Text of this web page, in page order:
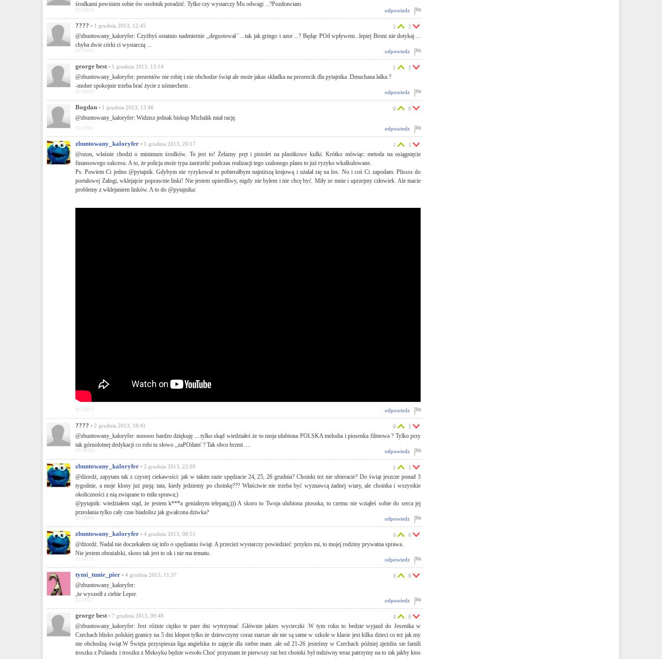
środkami powinien sobie ów osobnik poradzić. Tylko czy wystarczy Mu odwagi ...?Pozdrawiam
odpowiedz
ID:58058
???? • 1 grudnia 2013, 12:45
@zbuntowany_kaloryfer: Czyżbyś ostatnio nadmiernie ,,degustował ' ...tak jak gringo i azor ...? Będąc POd wpływem...lepiej Broni nie dotykaj ...
chyba dwie córki ci wystarczą ...
1 2
odpowiedz
ID:58060
george best • 1 grudnia 2013, 13:14
@zbuntowany_kaloryfer: prezentów nie robię i nie obchodze świąt ale może jakas składka na prezencik dla pytajnika .Dmuchana lalka ?
-moher spokojnie trzeba brać życie z uśmiechem .
1 1
odpowiedz
ID:58063
Bogdan • 1 grudnia 2013, 13:46
@zbuntowany_kaloryfer: Widzisz jednak biskup Michalik miał rację.
0 0
odpowiedz
ID:58064
zbuntowany_kaloryfer • 1 grudnia 2013, 20:17
@ozon, właśnie chodzi o minimum środków. To jest to! Żelazny pręt i pistolet na plastikowe kulki. Krótko mówiąc: metoda na osiągnięcie
finansowego sukcesu. A to, że policja może typa zastrzelić podczas realizacji tego szalonego planu to już ryzyko wkalkulowane.
Ps. Powiem Ci jedno @pytajnik. Gdybym nie ryzykował to pobierałbym najniższą krajową i użalał się na los. No i coś Ci zapodam. Plissss do
portalowej Załogi, wklejajcie poprawnie linki! Nie jestem upierdliwy, nigdy nie byłem i nie chcę być. Miły ze mnie i uprzejmy człowiek. Ale macie
problemy z wklejaniem linków. A to do @pytajnika:
1 1
odpowiedz
ID:58075
???? • 2 grudnia 2013, 18:41
@zbuntowany_kaloryfer: nooooo bardzo dziękuję ....tylko skąd wiedziałeś że to moja ulubiona POLSKA melodia i piosenka filmowa ? Tylko przy
tak górnolotnej dedykacji co robi tu słowo ,,zaPOdam' ? Tak obco brzmi ....
0 1
odpowiedz
ID:58090
zbuntowany_kaloryfer • 2 grudnia 2013, 22:09
@dżordż, zapytam tak z czystej ciekawości: jak w takim razie spędzacie 24, 25, 26 grudnia? Choinki też nie ubieracie? Do świąt jeszcze ponad 3
tygodnie, a moje klony już pieją: tata, kiedy jedziemy po choinkę??? Właściwie nie trzeba być wyznawcą żadnej wiary, ale choinka i wszystkie
okoliczności z nią związane to miła sprawa;)
@pytajnik: wiedziałem stąd, że jestem k***a genialnym telepatą;))) A skoro to Twoja ulubiona piosnka, to czemu nie wziąłeś sobie do serca jej
przesłania tylko cały czas biadolisz jak gwałcona dziwka?
1 1
odpowiedz
ID:58096
zbuntowany_kaloryfer • 4 grudnia 2013, 08:51
@dżordż. Nadal nie doczekałem się info o spędzaniu świąt. A przecież wystarczy powiedzieć: przykro mi, to mojej rodziny prywatna sprawa.
Nie jestem obrażalski, skoro tak jest to ok i nie ma tematu.
0 0
odpowiedz
ID:58121
tymi_tunie_pier • 4 grudnia 2013, 11:37
@zbuntowany_kaloryfer:
,że wyszedł z ciebie Leper.
0 0
odpowiedz
ID:58127
george best • 7 grudnia 2013, 09:48
@zbuntowany_kaloryfer: Jest różnie ciężko te pare dni wytrzymać .Głównie jakies wycieczki .W tym roku to bedzie wyjazd do Jesenika w
Czechach blisko polskiej granicy na 5 dni kłopot tylko że dziewczyny coraz starsze ale nie są same w szkole w klasie jest kilka dzieci co też jak my
nie obchodzą świąt.W Święta przyspiesza liga angielska to zajęcie dla siebie mam .ale od 21-26 jesteśmy w Czechach później zjeżdża sie famili
troszku z Polandu i troszku z Meksyku będzie wesoło.Choć przyznam że pierwszy raz bez choinki był mdziwny teraz patrzymy na to tak jakby ktos
0 0